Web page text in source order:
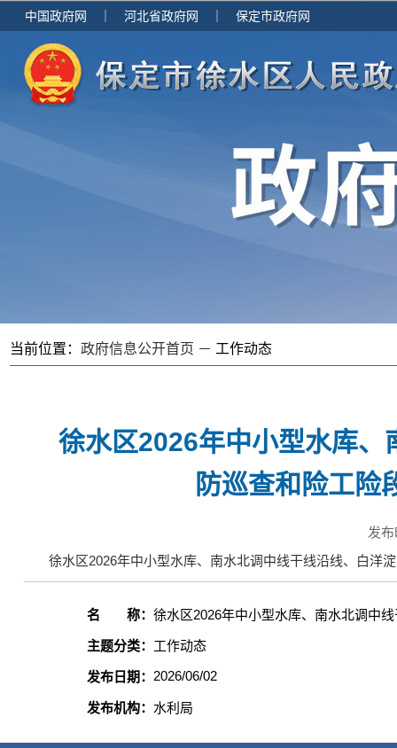
中国政府网 河北省政府网 保定市政府网
当前位置： 政府信息公开首页 － 工作动态
徐水区2026年中小型水库、
防巡查和险工险
发
徐水区2026年中小型水库、南水北调中线干线沿线、白洋
名 称： 徐水区2026年中小型水库、南水北调中
主题分类： 工作动态
发布日期： 2026/06/02
发布机构： 水利局